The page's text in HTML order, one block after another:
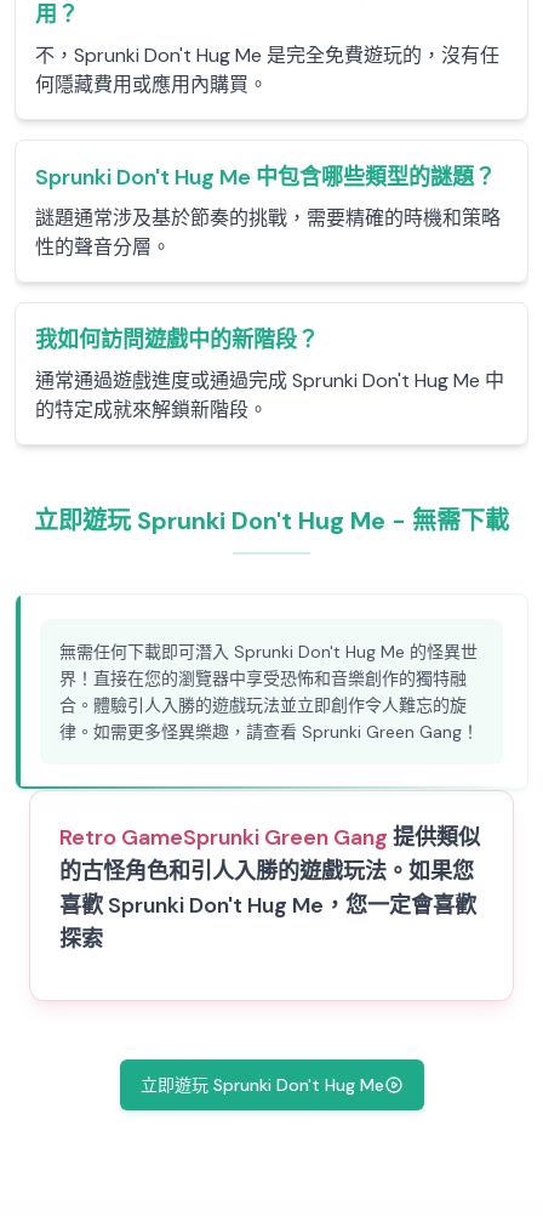
用？
不，Sprunki Don't Hug Me 是完全免費遊玩的，沒有任
何隱藏費用或應用內購買。
Sprunki Don't Hug Me 中包含哪些類型的謎題？
謎題通常涉及基於節奏的挑戰，需要精確的時機和策略
性的聲音分層。
我如何訪問遊戲中的新階段？
通常通過遊戲進度或通過完成 Sprunki Don't Hug Me 中
的特定成就來解鎖新階段。
立即遊玩 Sprunki Don't Hug Me - 無需下載
無需任何下載即可潛入 Sprunki Don't Hug Me 的怪異世
界！直接在您的瀏覽器中享受恐怖和音樂創作的獨特融
合。體驗引人入勝的遊戲玩法並立即創作令人難忘的旋
律。如需更多怪異樂趣，請查看 Sprunki Green Gang！
Retro GameSprunki Green Gang 提供類似
的古怪角色和引人入勝的遊戲玩法。如果您
喜歡 Sprunki Don't Hug Me，您一定會喜歡
探索
立即遊玩 Sprunki Don't Hug Me